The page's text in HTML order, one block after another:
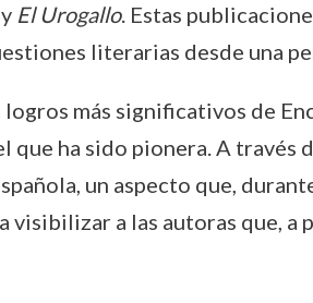
El Urogallo. Estas
literarias desde una
logros más significativos de
que ha sido pionera. A través
un aspecto que,
visibilizar a las autoras que,